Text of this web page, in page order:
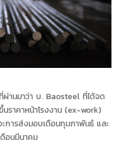
ผ่านมาว่า บ. Baosteel ที่ได้จด
นราคาหน้าโรงงาน (ex-work)
ารส่งมอบเดือนกุมภาพันธ์ และ
อนมีนาคม